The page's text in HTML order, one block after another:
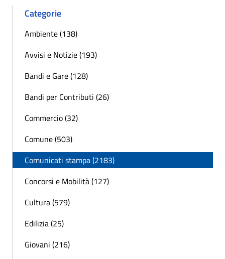
Categorie
Ambiente (138)
Avvisi e Notizie (193)
Bandi e Gare (128)
Bandi per Contributi (26)
Commercio (32)
Comune (503)
Comunicati stampa (2183)
Concorsi e Mobilità (127)
Cultura (579)
Edilizia (25)
Giovani (216)